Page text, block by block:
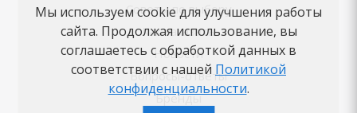
Советы по выбору
Как заказать
Новости
Вопросы-ответы
Бренды
Мы используем cookie для улучшения работы
сайта. Продолжая использование, вы
соглашаетесь с обработкой данных в
соответствии с нашей Политикой
конфиденциальности.